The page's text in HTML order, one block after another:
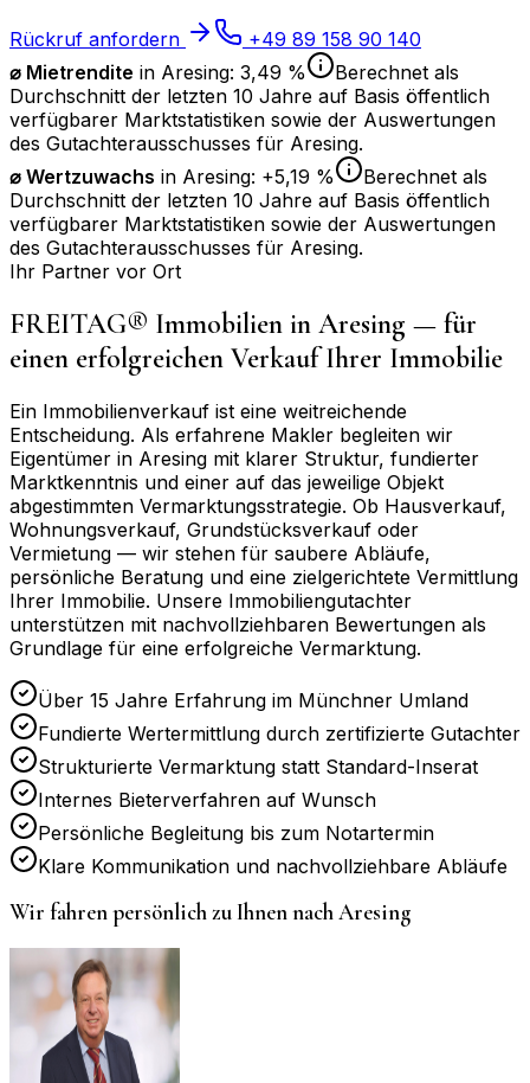
Rückruf anfordern
+49 89 158 90 140
⌀ Mietrendite in Aresing: 3,49 %
Berechnet als
Durchschnitt der letzten 10 Jahre auf Basis öffentlich
verfügbarer Marktstatistiken sowie der Auswertungen
des Gutachterausschusses für Aresing.
⌀ Wertzuwachs in Aresing: +5,19 %
Berechnet als
Durchschnitt der letzten 10 Jahre auf Basis öffentlich
verfügbarer Marktstatistiken sowie der Auswertungen
des Gutachterausschusses für Aresing.
Ihr Partner vor Ort
FREITAG® Immobilien in Aresing — für
einen erfolgreichen Verkauf Ihrer Immobilie
Ein Immobilienverkauf ist eine weitreichende
Entscheidung. Als erfahrene Makler begleiten wir
Eigentümer in Aresing mit klarer Struktur, fundierter
Marktkenntnis und einer auf das jeweilige Objekt
abgestimmten Vermarktungsstrategie. Ob Hausverkauf,
Wohnungsverkauf, Grundstücksverkauf oder
Vermietung — wir stehen für saubere Abläufe,
persönliche Beratung und eine zielgerichtete Vermittlung
Ihrer Immobilie. Unsere Immobiliengutachter
unterstützen mit nachvollziehbaren Bewertungen als
Grundlage für eine erfolgreiche Vermarktung.
Über 15 Jahre Erfahrung im Münchner Umland
Fundierte Wertermittlung durch zertifizierte Gutachter
Strukturierte Vermarktung statt Standard-Inserat
Internes Bieterverfahren auf Wunsch
Persönliche Begleitung bis zum Notartermin
Klare Kommunikation und nachvollziehbare Abläufe
Wir fahren persönlich zu Ihnen nachAresing